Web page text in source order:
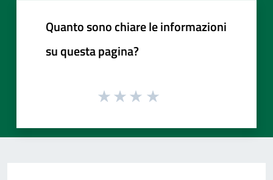
Quanto sono chiare le informazioni
su questa pagina?